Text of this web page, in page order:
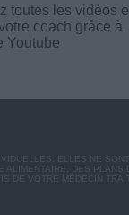
toutes les vidéos
coach grâce à
Youtube
ELLES NE
ALIMENTAIRE, DES
DE VOTRE MÉDECIN